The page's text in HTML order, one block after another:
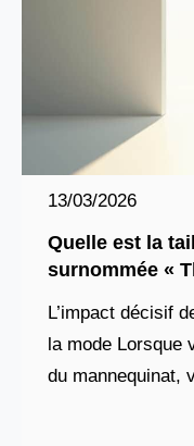
13/03/2026
Quelle est la
surnommée «
L’impact décisif
la mode Lorsque
du mannequinat,